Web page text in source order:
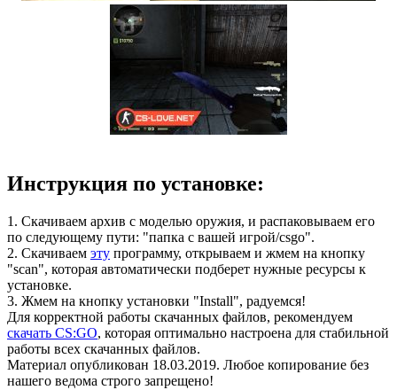
Инструкция по установке:
1. Скачиваем архив с моделью оружия, и распаковываем его
по следующему пути: "папка с вашей игрой/csgo".
2. Скачиваем эту программу, открываем и жмем на кнопку
"scan", которая автоматически подберет нужные ресурсы к
установке.
3. Жмем на кнопку установки "Install", радуемся!
Для корректной работы скачанных файлов, рекомендуем
скачать CS:GO, которая оптимально настроена для стабильной
работы всех скачанных файлов.
Материал опубликован 18.03.2019. Любое копирование без
нашего ведома строго запрещено!